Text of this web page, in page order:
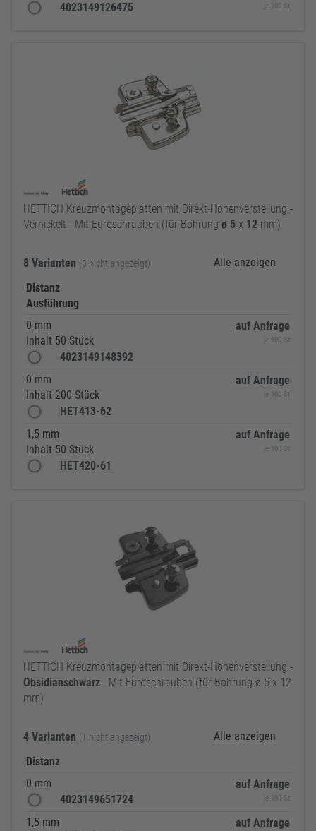
4023149126475
je 100 St
HETTICH Kreuzmontageplatten mit Direkt-Höhenverstellung -
Vernickelt - Mit Euroschrauben (für Bohrung ø 5 x 12 mm)
8 Varianten (5 nicht angezeigt)
Alle anzeigen
Distanz
Ausführung
0 mm
Inhalt 50 Stück
4023149148392
auf Anfrage
je 100 St
0 mm
Inhalt 200 Stück
HET413-62
auf Anfrage
je 100 St
1,5 mm
Inhalt 50 Stück
HET420-61
auf Anfrage
je 100 St
HETTICH Kreuzmontageplatten mit Direkt-Höhenverstellung -
Obsidianschwarz - Mit Euroschrauben (für Bohrung ø 5 x 12
mm)
4 Varianten (1 nicht angezeigt)
Alle anzeigen
Distanz
0 mm
4023149651724
auf Anfrage
je 100 St
1,5 mm
auf Anfrage